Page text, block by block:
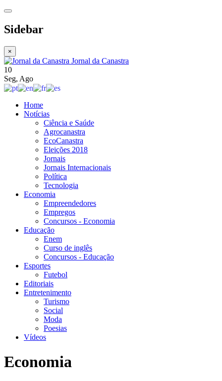
Sidebar
×
Jornal da Canastra
10
Seg, Ago
Home
Notícias
Ciência e Saúde
Agrocanastra
EcoCanastra
Eleições 2018
Jornais
Jornais Internacionais
Política
Tecnologia
Economia
Empreendedores
Empregos
Concursos - Economia
Educação
Enem
Curso de inglês
Concursos - Educação
Esportes
Futebol
Editoriais
Entretenimento
Turismo
Social
Moda
Poesias
Vídeos
Economia